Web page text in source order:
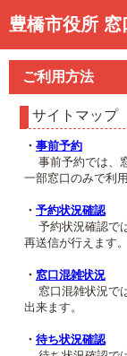
豊橋市役所 窓
トップページ
事前予約
予約状況確認
窓口混雑状況
待ち状況確認
交付状況確認
メール通知登録
ご利用方法
サイトマップ
・ 事前予約
事前予約では、
一部窓口のみで利
・ 予約状況確認
予約状況確認で
再送信が行えます。
・ 窓口混雑状況
窓口混雑状況で
出来ます。
・ 待ち状況確認